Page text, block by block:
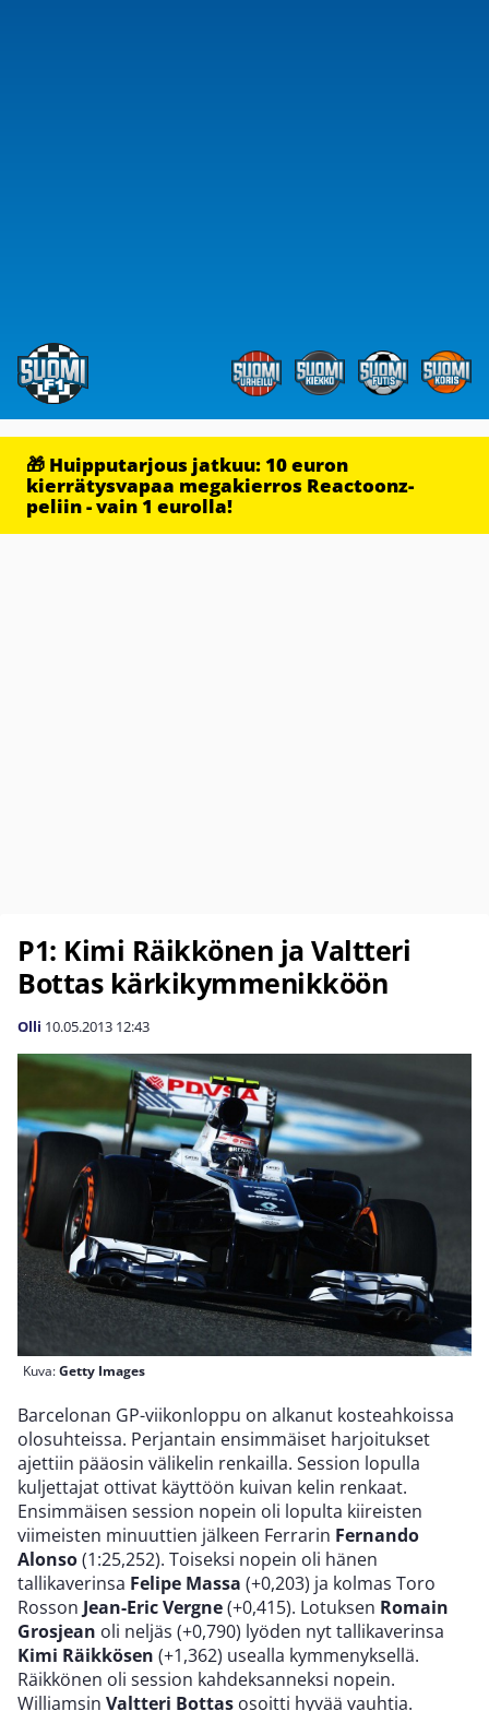
🎁 Huipputarjous jatkuu: 10 euron
kierrätysvapaa megakierros Reactoonz-
peliin - vain 1 eurolla!
P1: Kimi Räikkönen ja Valtteri
Bottas kärkikymmenikköön
Olli 10.05.2013 12:43
Kuva:Getty Images
Barcelonan GP-viikonloppu on alkanut kosteahkoissa
olosuhteissa. Perjantain ensimmäiset harjoitukset
ajettiin pääosin välikelin renkailla. Session lopulla
kuljettajat ottivat käyttöön kuivan kelin renkaat.
Ensimmäisen session nopein oli lopulta kiireisten
viimeisten minuuttien jälkeen Ferrarin Fernando
Alonso(1:25,252). Toiseksi nopein oli hänen
tallikaverinsa Felipe Massa (+0,203) ja kolmas Toro
Rosson Jean-Eric Vergne(+0,415). Lotuksen Romain
Grosjean oli neljäs (+0,790) lyöden nyt tallikaverinsa
Kimi Räikkösen (+1,362) usealla kymmenyksellä.
Räikkönen oli session kahdeksanneksi nopein.
Williamsin Valtteri Bottas osoitti hyvää vauhtia.